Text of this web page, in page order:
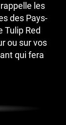
les
des Pays-
Tulip Red
ou sur vos
qui fera